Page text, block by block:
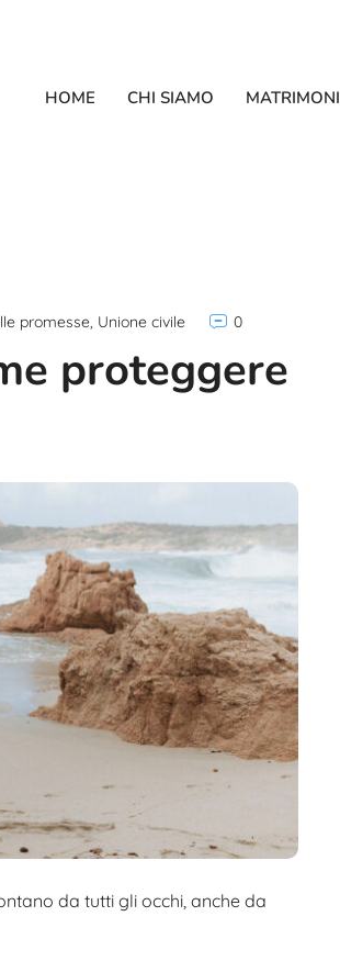
HOME CHI SIAMO MATRIMONI
promesse, Unione civile 0
proteggere
da tutti gli occhi, anche da